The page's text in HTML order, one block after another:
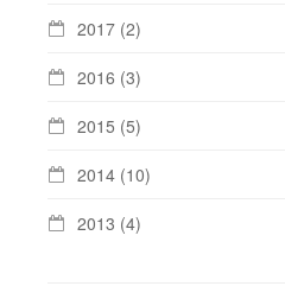
2017 (2)
2016 (3)
2015 (5)
2014 (10)
2013 (4)